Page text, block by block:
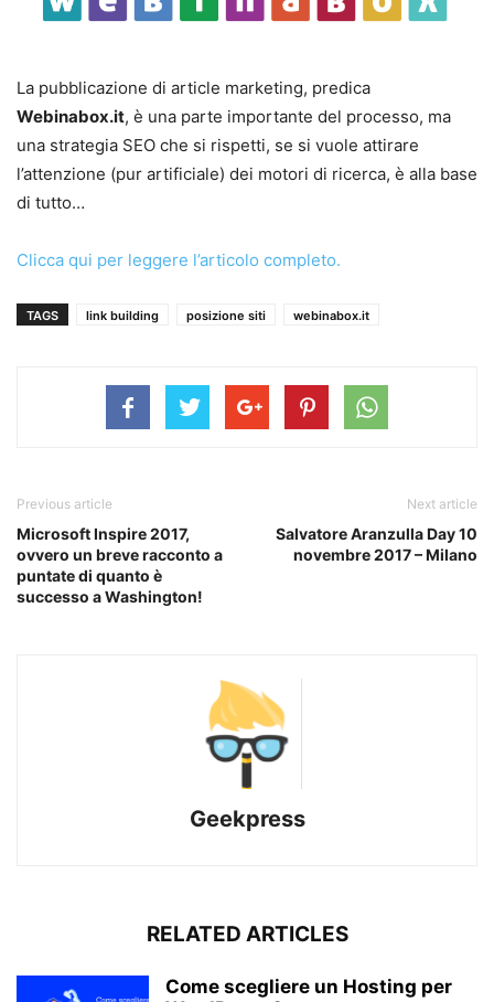
La pubblicazione di article marketing, predica
Webinabox.it, è una parte importante del processo, ma
una strategia SEO che si rispetti, se si vuole attirare
l’attenzione (pur artificiale) dei motori di ricerca, è alla base
di tutto…
Clicca qui per leggere l’articolo completo.
TAGS link building posizione siti webinabox.it
Previous article
Microsoft Inspire 2017,
ovvero un breve racconto a
puntate di quanto è
successo a Washington!
Next article
Salvatore Aranzulla Day 10
novembre 2017 – Milano
Geekpress
RELATED ARTICLES
Come scegliere un Hosting per